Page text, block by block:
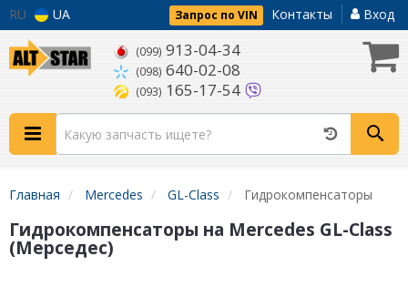
RU UA Запрос по VIN Контакты Вход
(099) 913-04-34
(098) 640-02-08
(093) 165-17-54
Главная Mercedes GL-Class Гидрокомпенсаторы
Гидрокомпенсаторы на Mercedes GL-Class
(Мерседес)